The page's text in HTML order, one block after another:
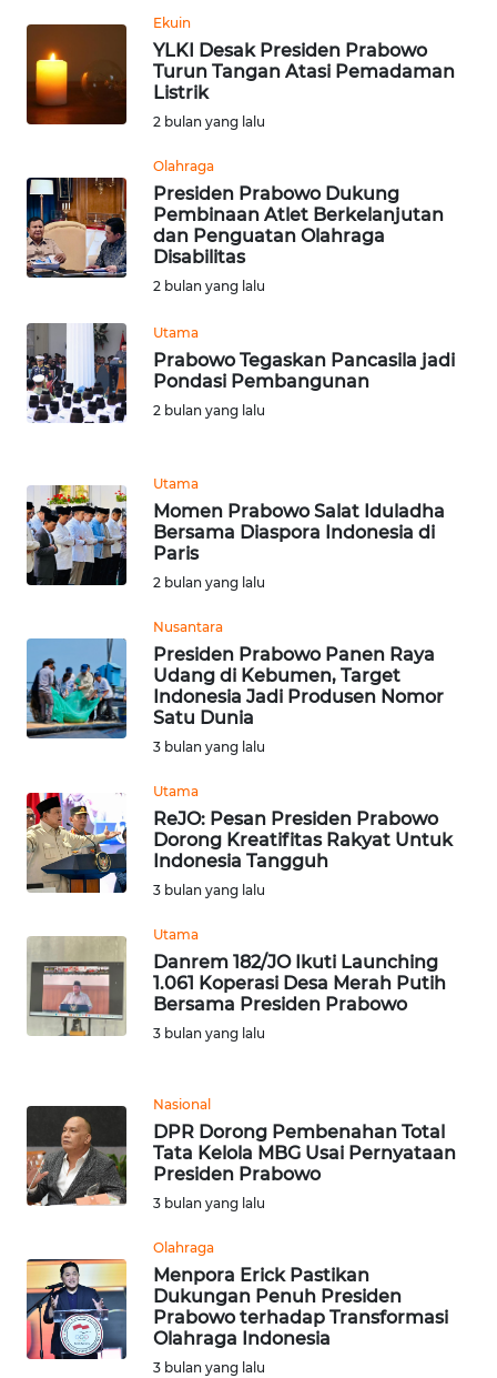
Ekuin
YLKI Desak Presiden Prabowo
Turun Tangan Atasi Pemadaman
Listrik
2 bulan yang lalu
Olahraga
Presiden Prabowo Dukung
Pembinaan Atlet Berkelanjutan
dan Penguatan Olahraga
Disabilitas
2 bulan yang lalu
Utama
Prabowo Tegaskan Pancasila jadi
Pondasi Pembangunan
2 bulan yang lalu
Utama
Momen Prabowo Salat Iduladha
Bersama Diaspora Indonesia di
Paris
2 bulan yang lalu
Nusantara
Presiden Prabowo Panen Raya
Udang di Kebumen, Target
Indonesia Jadi Produsen Nomor
Satu Dunia
3 bulan yang lalu
Utama
ReJO: Pesan Presiden Prabowo
Dorong Kreatifitas Rakyat Untuk
Indonesia Tangguh
3 bulan yang lalu
Utama
Danrem 182/JO Ikuti Launching
1.061 Koperasi Desa Merah Putih
Bersama Presiden Prabowo
3 bulan yang lalu
Nasional
DPR Dorong Pembenahan Total
Tata Kelola MBG Usai Pernyataan
Presiden Prabowo
3 bulan yang lalu
Olahraga
Menpora Erick Pastikan
Dukungan Penuh Presiden
Prabowo terhadap Transformasi
Olahraga Indonesia
3 bulan yang lalu
WN
SUMUT
WN
WN
JABAR
WN
NTT
WN
PAPUA
PAPUA
BARAT
WN
WN
SERAMBI
WN
WN
SULTRA
WN
SULTENG
WN
BABEL